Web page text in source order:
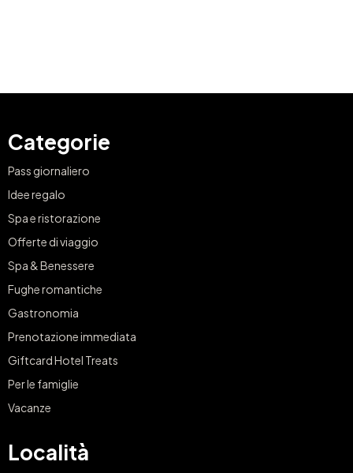
Categorie
Pass giornaliero
Idee regalo
Spa e ristorazione
Offerte di viaggio
Spa & Benessere
Fughe romantiche
Gastronomia
Prenotazione immediata
Giftcard Hotel Treats
Per le famiglie
Vacanze
Località